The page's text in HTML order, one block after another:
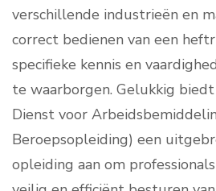
verschillende industrieën en
correct bedienen van een
specifieke kennis en
te waarborgen. Gelukkig
Dienst voor
Beroepsopleiding) een
opleiding aan om